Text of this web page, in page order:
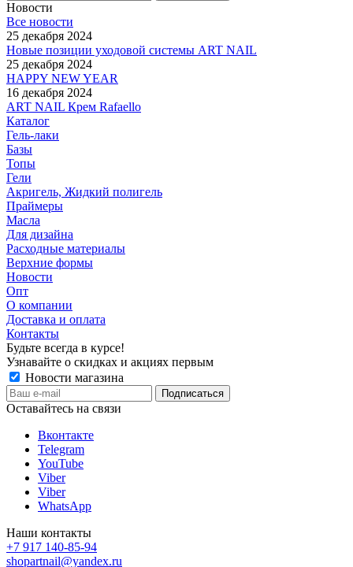
Новости
Все новости
25 декабря 2024
Новые позиции уходовой системы ART NAIL
25 декабря 2024
HAPPY NEW YEAR
16 декабря 2024
ART NAIL Крем Rafaello
Каталог
Гель-лаки
Базы
Топы
Гели
Акригель, Жидкий полигель
Праймеры
Масла
Для дизайна
Расходные материалы
Верхние формы
Новости
Опт
О компании
Доставка и оплата
Контакты
Будьте всегда в курсе!
Узнавайте о скидках и акциях первым
Новости магазина
Оставайтесь на связи
Вконтакте
Telegram
YouTube
Viber
Viber
WhatsApp
Наши контакты
+7 917 140-85-94
shopartnail@yandex.ru